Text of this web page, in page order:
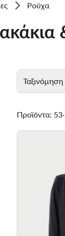
Ρούχα
προϊόντων:
προϊόντων:
Ταξινόμηση
Προϊόντα: 53·